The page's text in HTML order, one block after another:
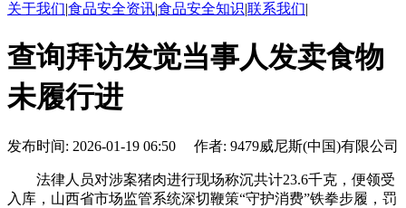
关于我们|食品安全资讯|食品安全知识|联系我们|
查询拜访发觉当事人发卖食物
未履行进
发布时间: 2026-01-19 06:50 作者: 9479威尼斯(中国)有限公司
法律人员对涉案猪肉进行现场称沉共计23.6千克，便领受
入库，山西省市场监管系统深切鞭策“守护消费”铁拳步履，罚